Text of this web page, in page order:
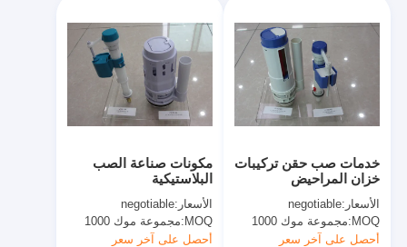
مكونات صناعة الصب
البلاستيكية
الأسعار:negotiable
MOQ: مجموعة موك 1000
أحصل على آخر سعر
خدمات صب حقن تركيبات
خزان المراحيض
الأسعار:negotiable
MOQ: مجموعة موك 1000
أحصل على آخر سعر